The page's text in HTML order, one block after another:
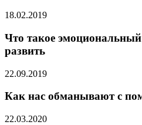
18.02.2019
Что такое эмоциональный
развить
22.09.2019
Как нас обманывают с
22.03.2020